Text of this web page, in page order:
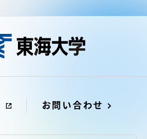
お問い合わせ